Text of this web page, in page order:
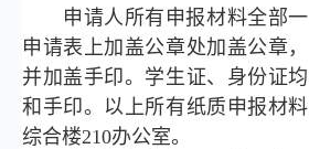
申请人所有申报材料全部
申请表上加盖公章处加盖公章
并加盖手印。学生证、身份证
和手印。以上所有纸质申报材
综合楼210办公室。